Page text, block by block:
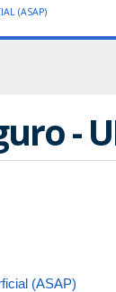
(ASAP)
-
(ASAP)